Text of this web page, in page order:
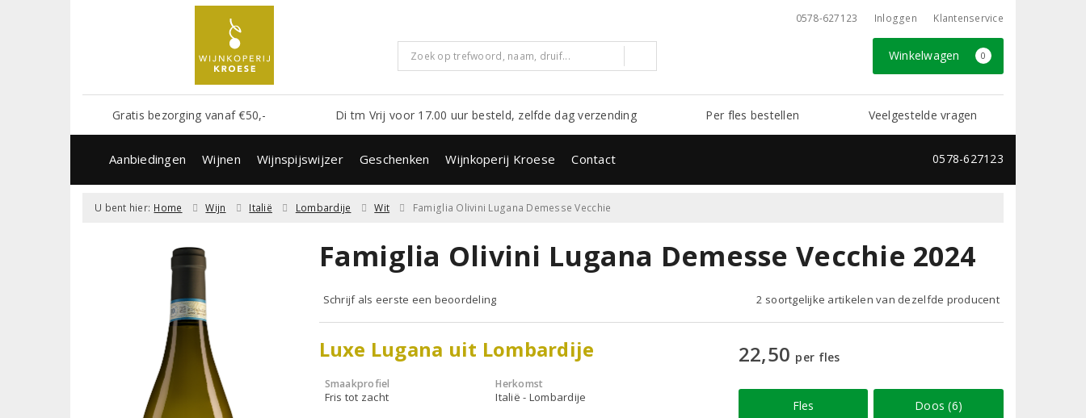
0578-627123 Inloggen Klantenservice
Winkelwagen 0
Gratis bezorging vanaf €50,- Di tm Vrij voor 17.00 uur besteld, zelfde dag verzending Per fles bestellen Veelgestelde vragen
Aanbiedingen Wijnen Wijnspijswijzer Geschenken Wijnkoperij Kroese Contact 0578-627123
U bent hier: Home Wijn Italië Lombardije Wit Famiglia Olivini Lugana Demesse Vecchie
Famiglia Olivini Lugana Demesse Vecchie 2024
Schrijf als eerste een beoordeling 2 soortgelijke artikelen van dezelfde producent
Luxe Lugana uit Lombardije
Smaakprofiel
Fris tot zacht
Herkomst
Italië - Lombardije
22,50 per fles
Fles Doos (6)